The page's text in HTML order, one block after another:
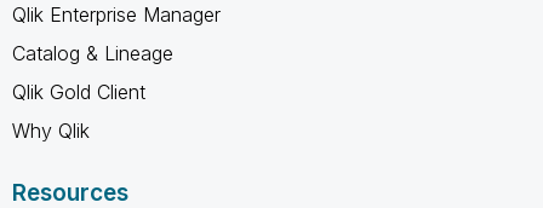
Qlik Enterprise Manager
Catalog & Lineage
Qlik Gold Client
Why Qlik
Resources